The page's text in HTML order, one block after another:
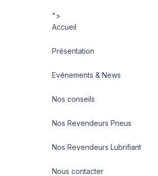
">
Accueil
Présentation
Evénements & News
Nos conseils
Nos Revendeurs Pneus
Nos Revendeurs Lubrifiant
Nous contacter